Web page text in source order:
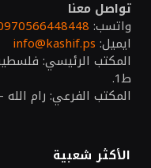
تواصل معنا
واتسب:
ايميل: info@kashif.ps
المكتب الرئيسي:
ط1.
المكتب الفرعي: رام
الأكثر شعبية